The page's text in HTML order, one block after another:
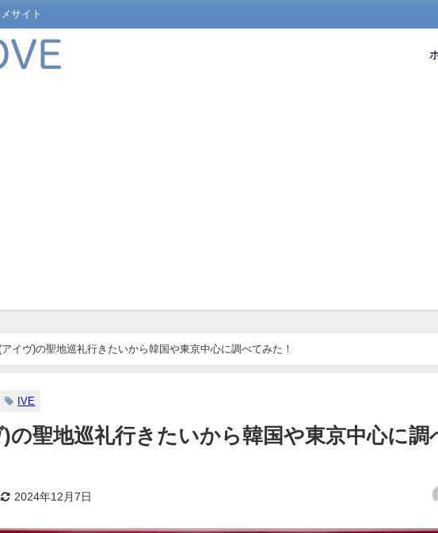
サイト
アイヴ)の聖地巡礼行きたいから韓国や東京中心に調べてみた！
IVE
)の聖地巡礼行きたいから韓国や東京中心に調
2024年12月7日